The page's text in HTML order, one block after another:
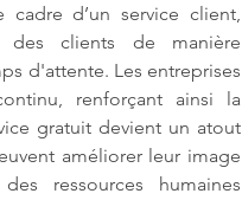
d’un service client,
des clients de manière
d'attente. Les entreprises
renforçant ainsi la
gratuit devient un atout
améliorer leur image
ressources humaines